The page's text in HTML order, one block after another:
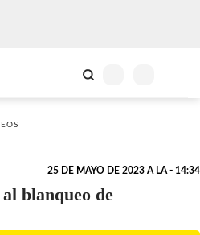
25 DE MAYO DE 2023 A LA - 14:34
blanqueo de